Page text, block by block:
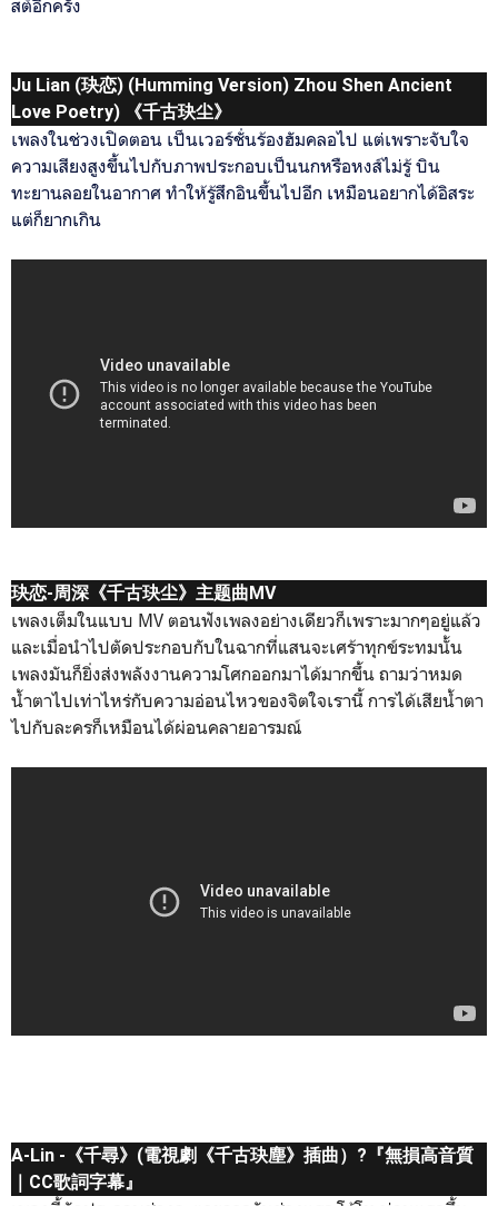
สต์อีกครั้ง
Ju Lian (玦恋) (Humming Version) Zhou Shen Ancient
Love Poetry) 《千古玦尘》
เพลงในช่วงเปิดตอน เป็นเวอร์ชั่นร้องฮัมคลอไป แต่เพราะจับใจ
ความเสียงสูงขึ้นไปกับภาพประกอบเป็นนกหรือหงส์ไม่รู้ บิน
ทะยานลอยในอากาศ ทำให้รู้สึกอินขึ้นไปอีก เหมือนอยากได้อิสระ
แต่ก็ยากเกิน
玦恋-周深《千古玦尘》主题曲MV
เพลงเต็มในแบบ MV ตอนฟังเพลงอย่างเดียวก็เพราะมากๆอยู่แล้ว
และเมื่อนำไปตัดประกอบกับในฉากที่แสนจะเศร้าทุกข์ระทมนั้น
เพลงมันก็ยิ่งส่งพลังงานความโศกออกมาได้มากขึ้น ถามว่าหมด
น้ำตาไปเท่าไหร่กับความอ่อนไหวของจิตใจเรานี้ การได้เสียน้ำตา
ไปกับละครก็เหมือนได้ผ่อนคลายอารมณ์
A-Lin -《千尋》(電視劇《千古玦塵》插曲）?『無損高音質
｜CC歌詞字幕』